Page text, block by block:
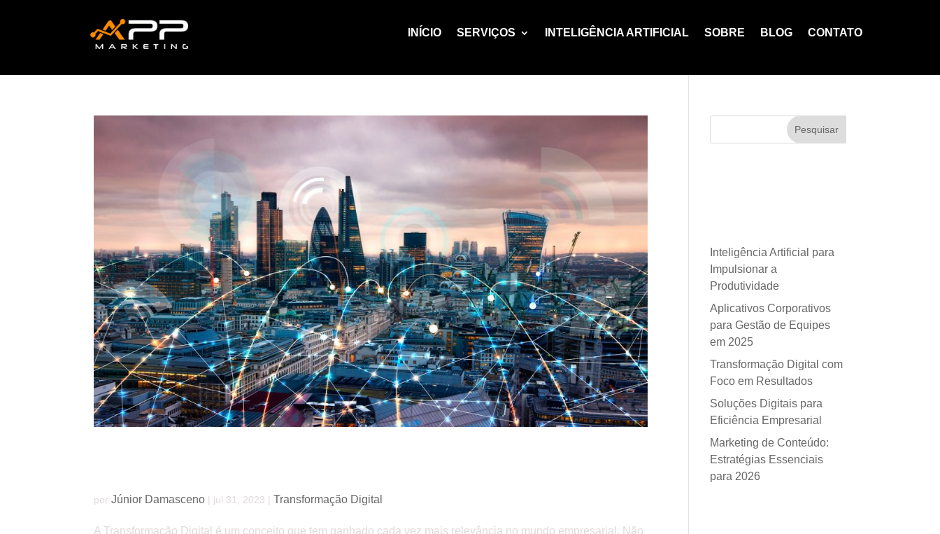
INÍCIO SERVIÇOS INTELIGÊNCIA ARTIFICIAL SOBRE BLOG CONTATO
porJúnior Damasceno | jul 31, 2023 | Transformação Digital
A Transformação Digital é um conceito que tem ganhado cada vez mais relevância no mundo empresarial. Não
Pesquisar
Inteligência Artificial para
Impulsionar a
Produtividade
Aplicativos Corporativos
para Gestão de Equipes
em 2025
Transformação Digital com
Foco em Resultados
Soluções Digitais para
Eficiência Empresarial
Marketing de Conteúdo:
Estratégias Essenciais
para 2026